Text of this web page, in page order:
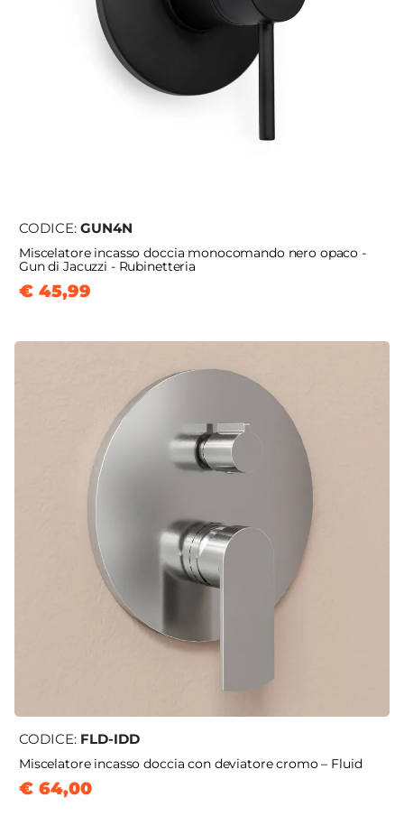
CODICE: GUN4N
Miscelatore incasso doccia monocomando nero opaco -
Gun di Jacuzzi - Rubinetteria
€ 45,99
CODICE: FLD-IDD
Miscelatore incasso doccia con deviatore cromo – Fluid
€ 64,00